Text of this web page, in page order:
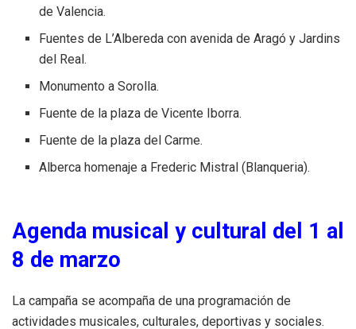
de Valencia.
Fuentes de L’Albereda con avenida de Aragó y Jardins
del Real.
Monumento a Sorolla.
Fuente de la plaza de Vicente Iborra.
Fuente de la plaza del Carme.
Alberca homenaje a Frederic Mistral (Blanqueria).
Agenda musical y cultural del 1 al
8 de marzo
La campaña se acompaña de una programación de
actividades musicales, culturales, deportivas y sociales.